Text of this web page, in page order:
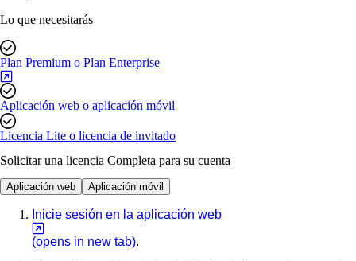
Lo que necesitarás
Plan Premium o Plan Enterprise
Aplicación web o aplicación móvil
Licencia Lite o licencia de invitado
Solicitar una licencia Completa para su cuenta
Aplicación web Aplicación móvil
Inicie sesión en la aplicación web
(opens in new tab).